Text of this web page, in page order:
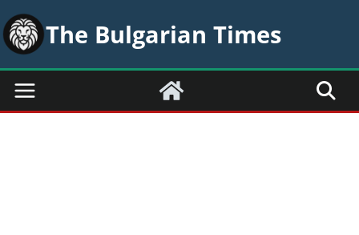
Skip
to
content
The Bulgarian Times